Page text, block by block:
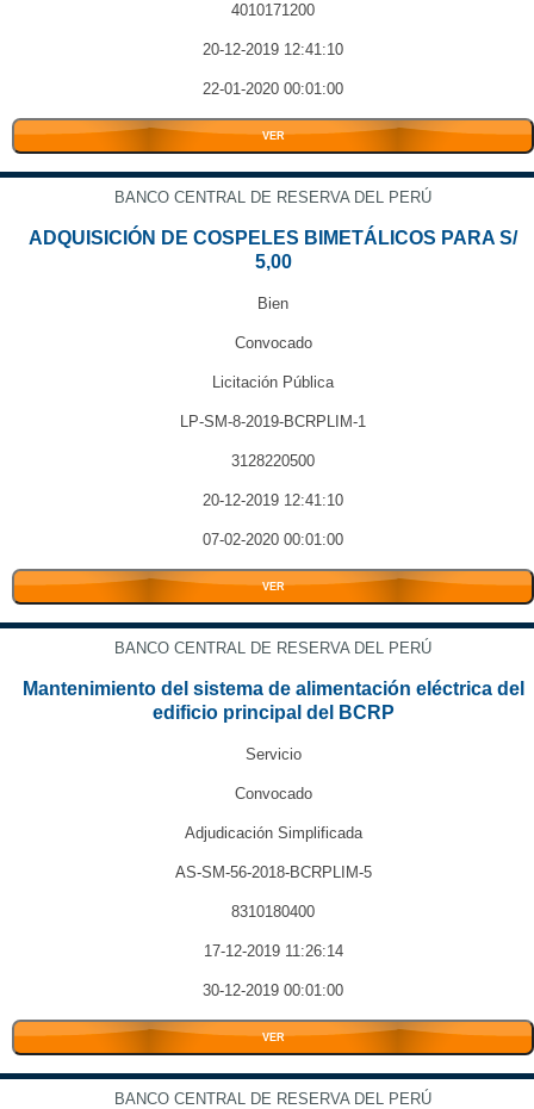
4010171200
20-12-2019 12:41:10
22-01-2020 00:01:00
VER
BANCO CENTRAL DE RESERVA DEL PERÚ
ADQUISICIÓN DE COSPELES BIMETÁLICOS PARA S/
5,00
Bien
Convocado
Licitación Pública
LP-SM-8-2019-BCRPLIM-1
3128220500
20-12-2019 12:41:10
07-02-2020 00:01:00
VER
BANCO CENTRAL DE RESERVA DEL PERÚ
Mantenimiento del sistema de alimentación eléctrica del
edificio principal del BCRP
Servicio
Convocado
Adjudicación Simplificada
AS-SM-56-2018-BCRPLIM-5
8310180400
17-12-2019 11:26:14
30-12-2019 00:01:00
VER
BANCO CENTRAL DE RESERVA DEL PERÚ